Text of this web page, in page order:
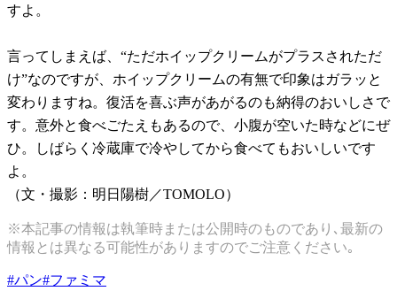
すよ。
言ってしまえば、“ただホイップクリームがプラスされただ
け”なのですが、ホイップクリームの有無で印象はガラッと
変わりますね。復活を喜ぶ声があがるのも納得のおいしさで
す。意外と食べごたえもあるので、小腹が空いた時などにぜ
ひ。しばらく冷蔵庫で冷やしてから食べてもおいしいです
よ。
（文・撮影：明日陽樹／TOMOLO）
※本記事の情報は執筆時または公開時のものであり､最新の
情報とは異なる可能性がありますのでご注意ください｡
#パン#ファミマ